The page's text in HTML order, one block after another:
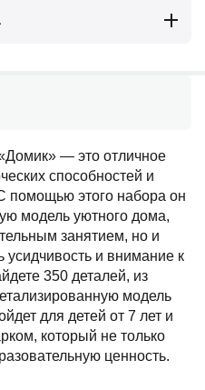
— это отличное
способностей и
помощью этого набора он
модель уютного дома,
занятием, но и
и внимание к
350 деталей, из
модель
для детей от 7 лет и
который не только
ценность.